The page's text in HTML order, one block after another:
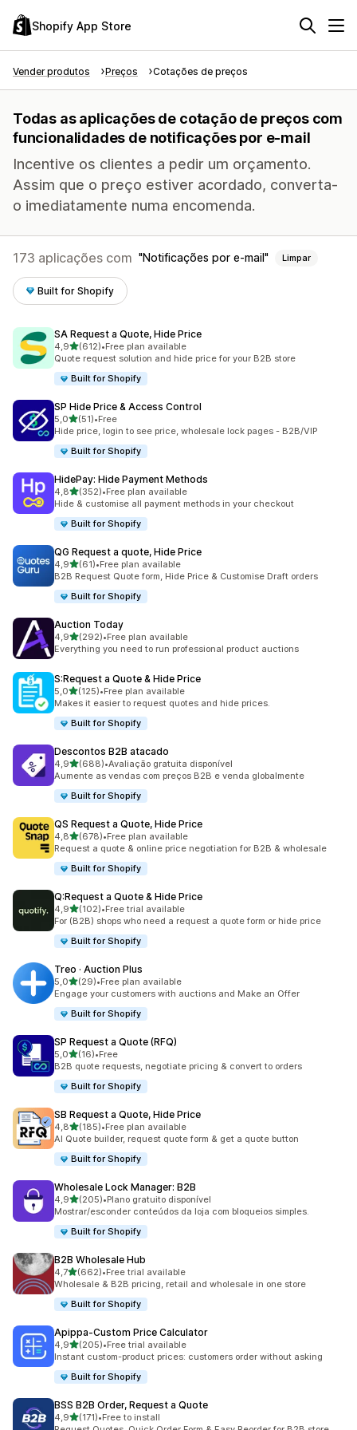
Shopify App Store
Vender produtos Preços Cotações de preços
Todas as aplicações de cotação de preços com
funcionalidades de notificações por e-mail
Incentive os clientes a pedir um orçamento.
Assim que o preço estiver acordado, converta-
o imediatamente numa encomenda.
173 aplicações com Notificações por e-mail Limpar
Built for Shopify
SA Request a Quote, Hide Price
4,9de 5 estrelas
(612)
612 total de avaliações
•Free plan available
Quote request solution and hide price for your B2B store
Built for Shopify
SP Hide Price & Access Control
5,0de 5 estrelas
(51)
51 total de avaliações
•Free
Hide price, login to see price, wholesale lock pages - B2B/VIP
Built for Shopify
HidePay: Hide Payment Methods
4,8de 5 estrelas
(352)
352 total de avaliações
•Free plan available
Hide & customise all payment methods in your checkout
Built for Shopify
QG Request a quote, Hide Price
4,9de 5 estrelas
(61)
61 total de avaliações
•Free plan available
B2B Request Quote form, Hide Price & Customise Draft orders
Built for Shopify
Auction Today
4,9de 5 estrelas
(292)
292 total de avaliações
•Free plan available
Everything you need to run professional product auctions
S:Request a Quote & Hide Price
5,0de 5 estrelas
(125)
125 total de avaliações
•Free plan available
Makes it easier to request quotes and hide prices.
Built for Shopify
Descontos B2B atacado
4,9de 5 estrelas
(688)
688 total de avaliações
•Avaliação gratuita disponível
Aumente as vendas com preços B2B e venda globalmente
Built for Shopify
QS Request a Quote, Hide Price
4,8de 5 estrelas
(678)
678 total de avaliações
•Free plan available
Request a quote & online price negotiation for B2B & wholesale
Built for Shopify
Q:Request a Quote & Hide Price
4,9de 5 estrelas
(102)
102 total de avaliações
•Free trial available
For (B2B) shops who need a request a quote form or hide price
Built for Shopify
Treo · Auction Plus
5,0de 5 estrelas
(29)
29 total de avaliações
•Free plan available
Engage your customers with auctions and Make an Offer
Built for Shopify
SP Request a Quote (RFQ)
5,0de 5 estrelas
(16)
16 total de avaliações
•Free
B2B quote requests, negotiate pricing & convert to orders
Built for Shopify
SB Request a Quote, Hide Price
4,8de 5 estrelas
(185)
185 total de avaliações
•Free plan available
AI Quote builder, request quote form & get a quote button
Built for Shopify
Wholesale Lock Manager: B2B
4,9de 5 estrelas
(205)
205 total de avaliações
•Plano gratuito disponível
Mostrar/esconder conteúdos da loja com bloqueios simples.
Built for Shopify
B2B Wholesale Hub
4,7de 5 estrelas
(662)
662 total de avaliações
•Free trial available
Wholesale & B2B pricing, retail and wholesale in one store
Built for Shopify
Apippa‑Custom Price Calculator
4,9de 5 estrelas
(205)
205 total de avaliações
•Free trial available
Instant custom-product prices: customers order without asking
Built for Shopify
BSS B2B Order, Request a Quote
4,9de 5 estrelas
(171)
171 total de avaliações
•Free to install